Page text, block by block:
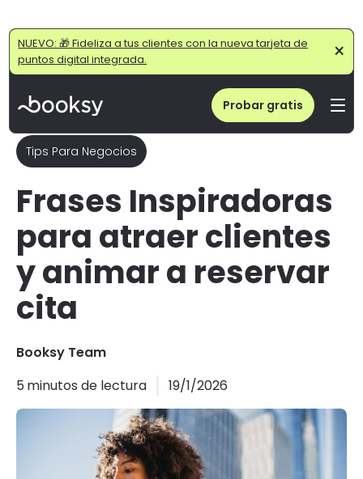
NUEVO: 🎁 Fideliza a tus clientes con la nueva tarjeta de
puntos digital integrada.
×
Probar gratis
Home/Blog/ Frases de Peluquería y Barbería para Atraer Clientes | Ejemplos
Tips Para Negocios
Frases Inspiradoras
para atraer clientes
y animar a reservar
cita
Booksy Team
5 minutos de lectura 19/1/2026